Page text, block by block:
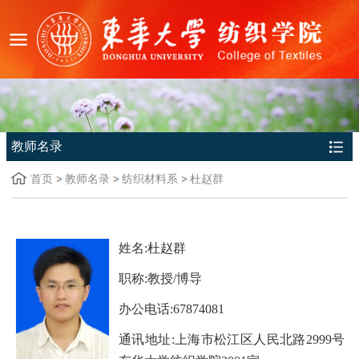
教师名录
首页 教师名录 纺织材料系 杜赵群
姓名:杜赵群
职称:教授/博导
办公电话:67874081
通讯地址:上海市松江区人民北路2999号